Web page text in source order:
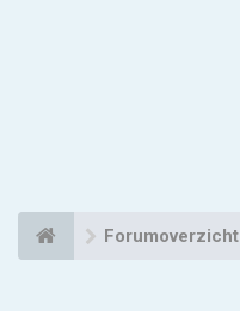
Forumoverzicht